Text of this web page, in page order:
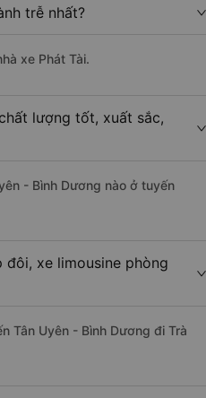
trễ nhất?
xe Phát Tài.
lượng tốt, xuất sắc,
- Bình Dương nào ở tuyến
đôi, xe limousine phòng
Tân Uyên - Bình Dương đi Trà